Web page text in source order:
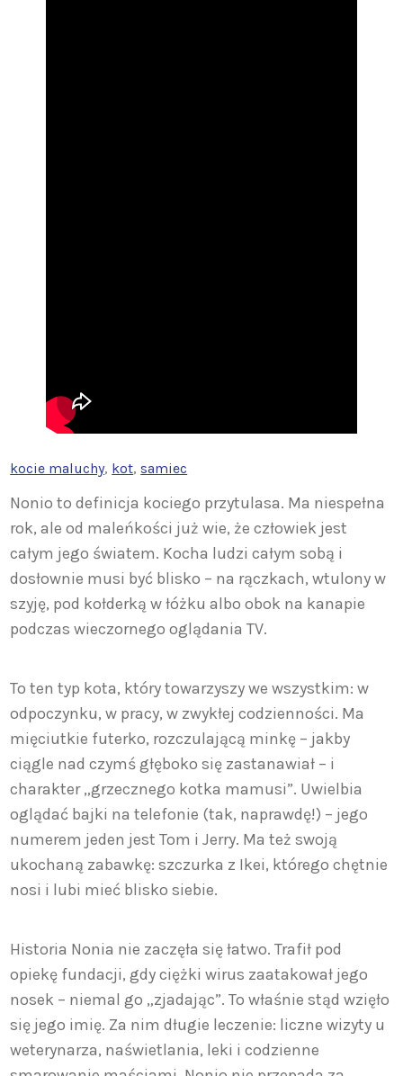
kocie maluchy, kot, samiec
Nonio to definicja kociego przytulasa. Ma niespełna
rok, ale od maleńkości już wie, że człowiek jest
całym jego światem. Kocha ludzi całym sobą i
dosłownie musi być blisko – na rączkach, wtulony w
szyję, pod kołderką w łóżku albo obok na kanapie
podczas wieczornego oglądania TV.
To ten typ kota, który towarzyszy we wszystkim: w
odpoczynku, w pracy, w zwykłej codzienności. Ma
mięciutkie futerko, rozczulającą minkę – jakby
ciągle nad czymś głęboko się zastanawiał – i
charakter „grzecznego kotka mamusi”. Uwielbia
oglądać bajki na telefonie (tak, naprawdę!) – jego
numerem jeden jest Tom i Jerry. Ma też swoją
ukochaną zabawkę: szczurka z Ikei, którego chętnie
nosi i lubi mieć blisko siebie.
Historia Nonia nie zaczęła się łatwo. Trafił pod
opiekę fundacji, gdy ciężki wirus zaatakował jego
nosek – niemal go „zjadając”. To właśnie stąd wzięło
się jego imię. Za nim długie leczenie: liczne wizyty u
weterynarza, naświetlania, leki i codzienne